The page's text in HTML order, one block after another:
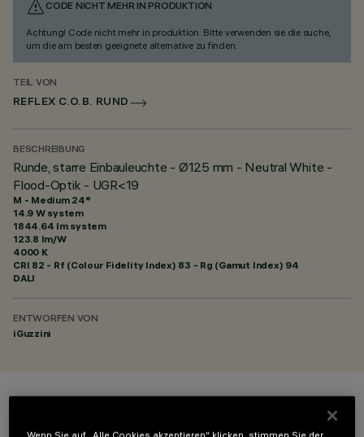
CODE NICHT MEHR IN PRODUKTION
Achtung! Code nicht mehr in produktion. Bitte verwenden sie die suche,
um die am besten geeignete alternative zu finden.
TEIL VON
REFLEX C.O.B. RUND
BESCHREIBUNG
Runde, starre Einbauleuchte - Ø125 mm - Neutral White -
Flood-Optik - UGR<19
M - Medium 24°
14.9 W system
1844.64 lm system
123.8 lm/W
4000 K
CRI 82 - Rf (Colour Fidelity Index) 83 - Rg (Gamut Index) 94
DALI
ENTWORFEN VON
iGuzzini